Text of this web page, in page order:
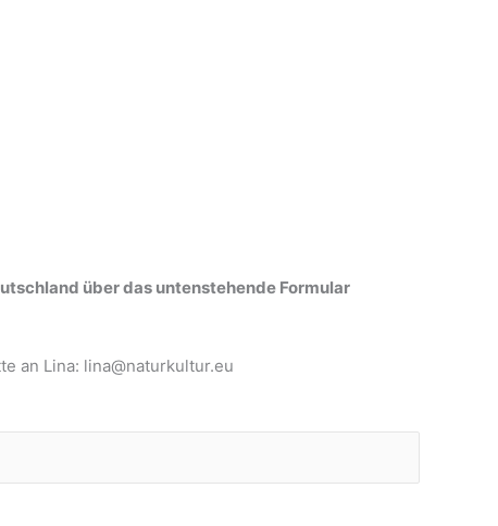
über das untenstehende Formular
an Lina: lina@naturkultur.eu